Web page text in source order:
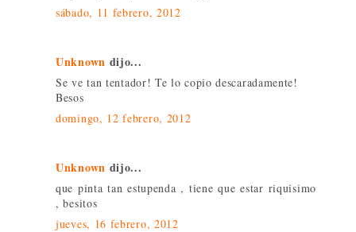
sábado, 11 febrero, 2012
Unknown dijo...
Se ve tan tentador! Te lo copio descaradamente!
Besos
domingo, 12 febrero, 2012
Unknown dijo...
que pinta tan estupenda , tiene que estar riquisimo
, besitos
jueves, 16 febrero, 2012